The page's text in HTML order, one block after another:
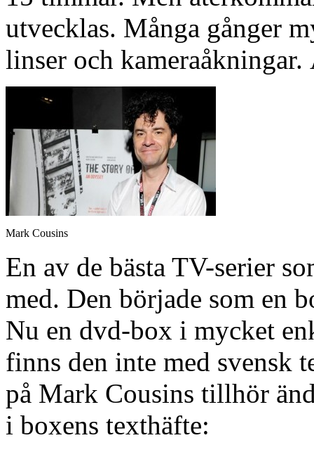
utvecklas. Många gånger
linser och
Mark Cousins
En av de bästa TV-serier
med. Den började som en
Nu en dvd-box i mycket
finns den inte med svensk
på Mark Cousins tillhör
i boxens texthäfte: